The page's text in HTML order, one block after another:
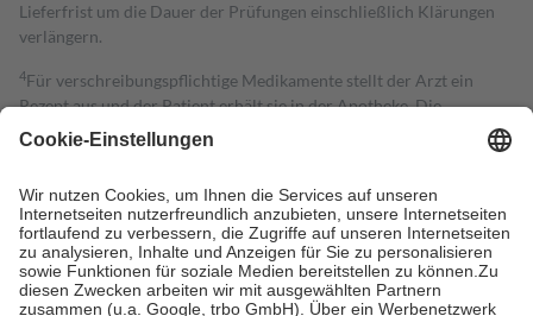
Lieferfrist um die Dauer der Prüfungen einschließlich Klärungen
verlängern.
4Für verschreibungspflichtige Medikamente stellt der Arzt ein
Rezept aus und der Patient erhält sie in der Apotheke. Die
gesetzliche Krankenversicherung übernimmt in der Regel die
Kosten dafür, der Versicherte trägt einen Teil davon als Zuzahlung
Grundsätzlich leisten Mitglieder Zuzahlungen in Höhe von zehn
Prozent des Abgabepreises,mindestens jedochfünf Euround
höchstens zehn Euro.Es sind jedoch nie mehr als die tatsächlichen
Kosten der Leistung zu entrichten.
Diese Regeln gelten grundsätzlich auch für Online-Apotheken.